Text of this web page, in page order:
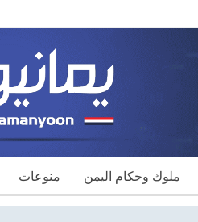
ملوك وحكام اليمن منوعات